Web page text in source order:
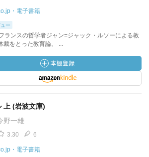
・電子書籍
ー
ランスの哲学者ジャン=ジャック・ルソーによる教
裁をとった教育論。 ...
上 (岩波文庫)
野一雄
3.30 6
・電子書籍